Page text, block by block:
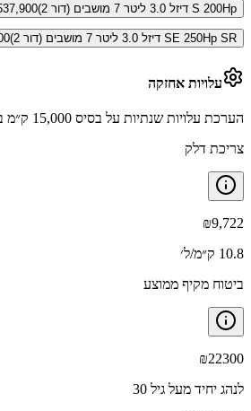
S 200Hp דיזל 3.0 ליטר 7 מושבים (דור 2)
SE 250Hp SR דיזל 3.0 ליטר 7 מושבים (דור 2)
עלויות אחזקה
הערכת עלויות שנתיות על בסיס 15,000 ק״מ בשנה
צריכת דלק
₪9,722
10.8 ק״מ/ל׳
ביטוח מקיף ממוצע
₪22300
לנהג יחיד מעל גיל 30